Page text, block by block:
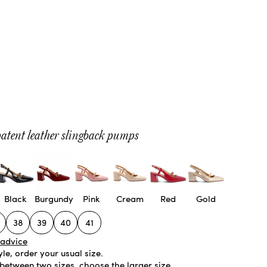
leather slingback pumps
Black Burgundy Pink Cream Red Gold
38 39 40
41
order your usual size.
two sizes, choose the larger size.